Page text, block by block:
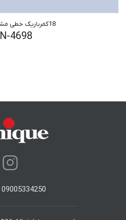
18کمرباریک خطی مشکی براق طلا
4698
09005334250